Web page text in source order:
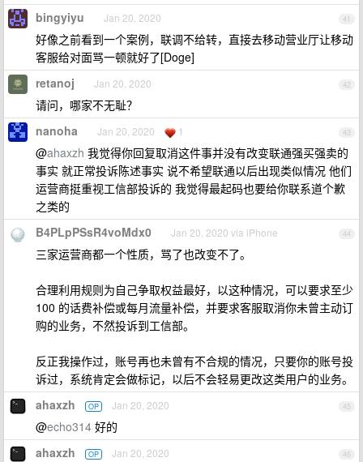
41
bingyiyu Jan 20, 2020
好像之前看到一个案例，联调不给转，直接去移动营业厅让移动
客服给对面骂一顿就好了[Doge]
42
retanoj Jan 20, 2020
请问，哪家不无耻？
43
nanoha Jan 20, 2020 1
@ahaxzh 我觉得你回复取消这件事并没有改变联通强买强卖的
事实 就正常投诉陈述事实 说不希望联通以后出现类似情况 他们
运营商挺重视工信部投诉的 我觉得最起码也要给你联系道个歉
之类的
44
B4PLpPSsR4voMdx0 Jan 20, 2020 via iPhone
三家运营商都一个性质，骂了也改变不了。
合理利用规则为自己争取权益最好，以这种情况，可以要求至少
100 的话费补偿或每月流量补偿，并要求客服取消你未曾主动订
购的业务，不然投诉到工信部。
反正我操作过，账号再也未曾有不合规的情况，只要你的账号投
诉过，系统肯定会做标记，以后不会轻易更改这类用户的业务。
45
ahaxzh OP Jan 20, 2020
@echo314 好的
46
ahaxzh OP Jan 20, 2020